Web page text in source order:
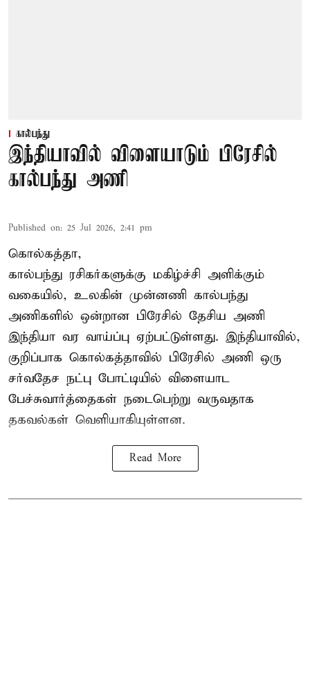
கால்பந்து
இந்தியாவில் விளையாடும் பிரேசில்
கால்பந்து அணி
Published on: 25 Jul 2026, 2:41 pm
கொல்கத்தா,
கால்பந்து ரசிகர்களுக்கு மகிழ்ச்சி அளிக்கும்
வகையில், உலகின் முன்னணி கால்பந்து
அணிகளில் ஒன்றான பிரேசில் தேசிய அணி
இந்தியா வர வாய்ப்பு ஏற்பட்டுள்ளது. இந்தியாவில்,
குறிப்பாக கொல்கத்தாவில் பிரேசில் அணி ஒரு
சர்வதேச நட்பு போட்டியில் விளையாட
பேச்சுவார்த்தைகள் நடைபெற்று வருவதாக
தகவல்கள் வெளியாகியுள்ளன.
Read More